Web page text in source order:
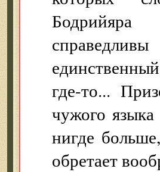
где-то...
чужого
нигде
обретает